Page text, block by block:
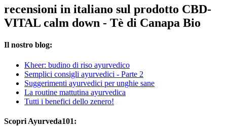
recensioni in italiano sul prodotto CBD-
VITAL calm down - Tè di Canapa Bio
Il nostro blog:
Kheer: budino di riso ayurvedico
Semplici consigli ayurvedici - Parte 2
Suggerimenti ayurvedici per unghie sane
La routine mattutina ayurvedica
Tutti i benefici dello zenero!
Scopri Ayurveda101: